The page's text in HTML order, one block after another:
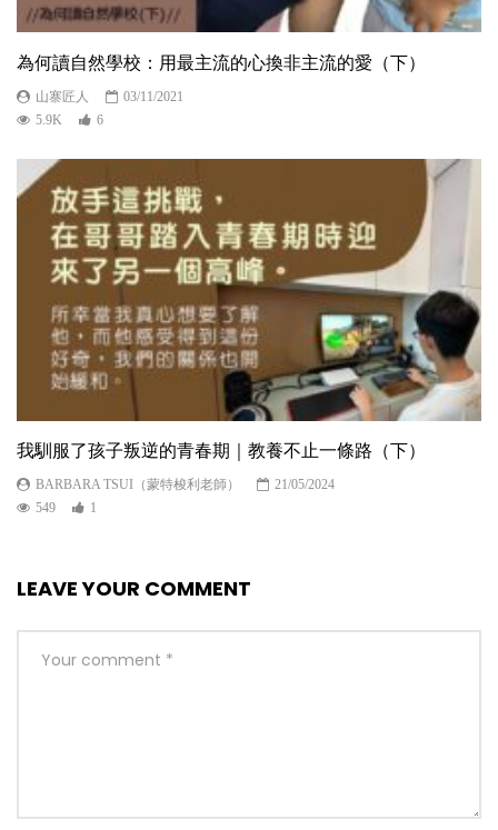
為何讀自然學校：用最主流的心換非主流的愛（下）
山寨匠人
03/11/2021
5.9K
6
我馴服了孩子叛逆的青春期｜教養不止一條路（下）
BARBARA TSUI（蒙特梭利老師）
21/05/2024
549
1
LEAVE YOUR COMMENT